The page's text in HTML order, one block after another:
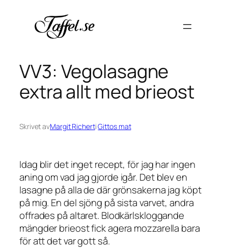
innehåll
VV3: Vegolasagne
extra allt med brieost
Skrivet avMargit RichertiGittos mat
Idag blir det inget recept, för jag har ingen
aning om vad jag gjorde igår. Det blev en
lasagne på alla de där grönsakerna jag köpt
på mig. En del sjöng på sista varvet, andra
offrades på altaret. Blodkärlskloggande
mängder brieost fick agera mozzarella bara
för att det var gott så.